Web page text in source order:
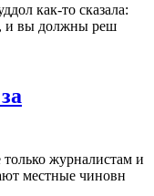
как-то сказала:
и вы должны реш
журналистам и
местные чиновн